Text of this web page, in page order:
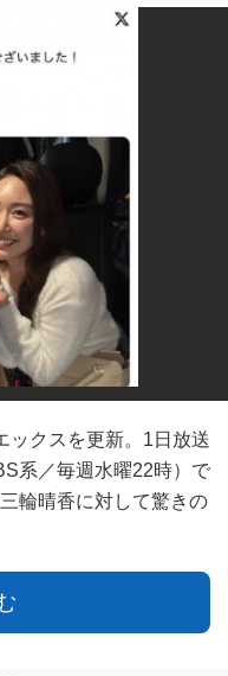
クスを更新。1日放送
系／毎週水曜22時）で
輪晴香に対して驚きの